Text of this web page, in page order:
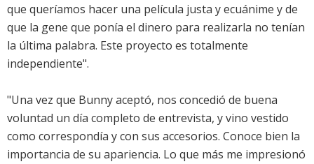
que queríamos hacer una película justa y ecuánime y de
que la gene que ponía el dinero para realizarla no tenían
la última palabra. Este proyecto es totalmente
independiente".
"Una vez que Bunny aceptó, nos concedió de buena
voluntad un día completo de entrevista, y vino vestido
como correspondía y con sus accesorios. Conoce bien la
importancia de su apariencia. Lo que más me impresionó